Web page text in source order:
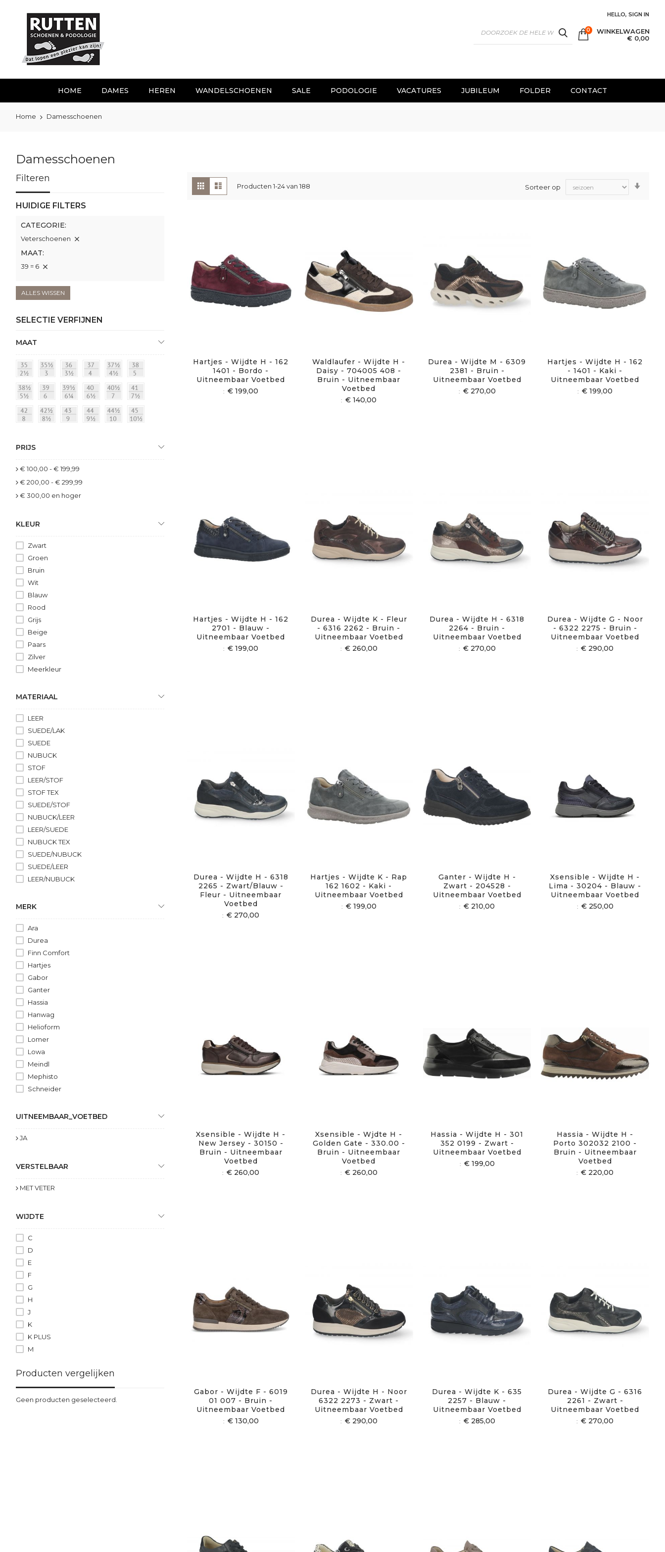
inhoud
HELLO, SIGN IN
SEARCH WINKELWAGEN
€ 0,00
0
HOME DAMES HEREN WANDELSCHOENEN SALE PODOLOGIE VACATURES JUBILEUM FOLDER CONTACT
Home Damesschoenen
Damesschoenen
Tonen
als
Foto-
tabel
Producten 1-24van 188 Sorteer op
Hartjes - Wijdte H - 162
1401 - Bordo -
Uitneembaar Voetbed
€ 199,00
Waldlaufer - Wijdte H -
Daisy - 704005 408 -
Bruin - Uitneembaar
Voetbed
€ 140,00
Durea - Wijdte M - 6309
2381 - Bruin -
Uitneembaar Voetbed
€ 270,00
Hartjes - Wijdte H - 162
- 1401 - Kaki -
Uitneembaar Voetbed
€ 199,00
Hartjes - Wijdte H - 162
2701 - Blauw -
Uitneembaar Voetbed
€ 199,00
Durea - Wijdte K - Fleur
- 6316 2262 - Bruin -
Uitneembaar Voetbed
€ 260,00
Durea - Wijdte H - 6318
2264 - Bruin -
Uitneembaar Voetbed
€ 270,00
Durea - Wijdte G - Noor
- 6322 2275 - Bruin -
Uitneembaar Voetbed
€ 290,00
Durea - Wijdte H - 6318
2265 - Zwart/Blauw -
Fleur - Uitneembaar
Voetbed
€ 270,00
Hartjes - Wijdte K - Rap
162 1602 - Kaki -
Uitneembaar Voetbed
€ 199,00
Ganter - Wijdte H -
Zwart - 204528 -
Uitneembaar Voetbed
€ 210,00
Xsensible - Wijdte H -
Lima - 30204 - Blauw -
Uitneembaar Voetbed
€ 250,00
Xsensible - Wijdte H -
New Jersey - 30150 -
Bruin - Uitneembaar
Voetbed
€ 260,00
Xsensible - Wjdte H -
Golden Gate - 330.00 -
Bruin - Uitneembaar
Voetbed
€ 260,00
Hassia - Wijdte H - 301
352 0199 - Zwart -
Uitneembaar Voetbed
€ 199,00
Hassia - Wijdte H -
Porto 302032 2100 -
Bruin - Uitneembaar
Voetbed
€ 220,00
Gabor - Wijdte F - 6019
01 007 - Bruin -
Uitneembaar Voetbed
€ 130,00
Durea - Wijdte H - Noor
6322 2273 - Zwart -
Uitneembaar Voetbed
€ 290,00
Durea - Wijdte K - 635
2257 - Blauw -
Uitneembaar Voetbed
€ 285,00
Durea - Wijdte G - 6316
2261 - Zwart -
Uitneembaar Voetbed
€ 270,00
Filteren
HUIDIGE FILTERS
CATEGORIE
Veterschoenen
MAAT
39 = 6
ALLES WISSEN
SELECTIE VERFIJNEN
MAAT
PRIJS
€ 100,00 -€ 199,99
€ 200,00 -€ 299,99
€ 300,00 en hoger
KLEUR
Zwart
Groen
Bruin
Wit
Blauw
Rood
Grijs
Beige
Paars
Zilver
Meerkleur
MATERIAAL
LEER
SUEDE/LAK
SUEDE
NUBUCK
STOF
LEER/STOF
STOF TEX
SUEDE/STOF
NUBUCK/LEER
LEER/SUEDE
NUBUCK TEX
SUEDE/NUBUCK
SUEDE/LEER
LEER/NUBUCK
LEER/LAK
NUBUCK/STOF/TEX
SUEDE/SYNT.
LEER/NUBUCK/SUEDE
NUBUCK/SUEDE
LAK/SUEDE
NYLON
MERK
Ara
Durea
Finn Comfort
Hartjes
Gabor
Ganter
Hassia
Hanwag
Helioform
Lomer
Lowa
Meindl
Mephisto
Schneider
Solidus
Xsensible
UITNEEMBAAR_VOETBED
JA
VERSTELBAAR
MET VETER
WIJDTE
C
D
E
F
G
H
J
K
K PLUS
M
Producten vergelijken
Geen producten geselecteerd.